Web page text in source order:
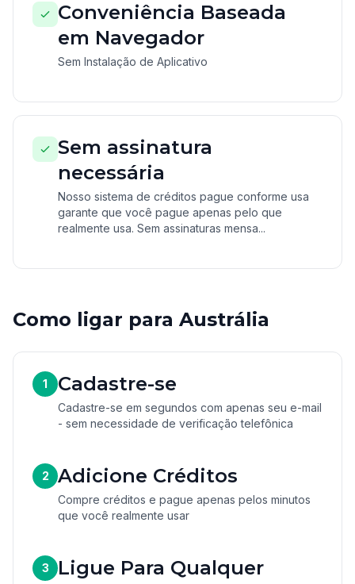
Conveniência Baseada
em Navegador
Sem Instalação de Aplicativo
Sem assinatura
necessária
Nosso sistema de créditos pague conforme usa
garante que você pague apenas pelo que
realmente usa. Sem assinaturas mensa...
Como ligar para Austrália
1 Cadastre-se
Cadastre-se em segundos com apenas seu e-mail
- sem necessidade de verificação telefônica
2 Adicione Créditos
Compre créditos e pague apenas pelos minutos
que você realmente usar
3
Ligue Para Qualquer